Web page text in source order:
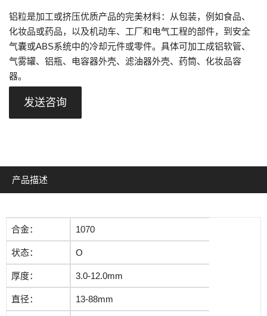
铝粒是加工或挤压优质产品的完美材料：从包装，例如食品、
化妆品或药品，以及机动车、工厂和电气工程的部件，到安全
气囊或ABS系统中的冷却元件或零件。具体可加工成铝软管、
气雾罐、铝瓶、电容器外壳、滤油器外壳、药筒、化妆品容
器。
发送咨询
产品描述
合金： 1070
状态： O
厚度： 3.0-12.0mm
直径： 13-88mm